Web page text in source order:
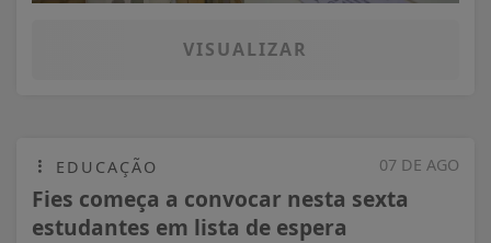
VISUALIZAR
07 DE AGO
EDUCAÇÃO
Fies começa a convocar nesta sexta
estudantes em lista de espera